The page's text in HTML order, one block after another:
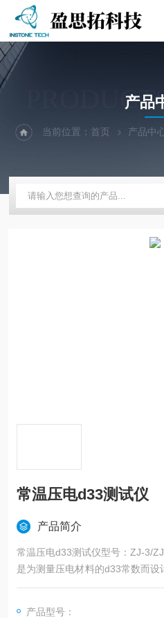
产品
当前位置：首页 产品中
常温压电d33测试仪
产品简介
常温压电d33测试仪型号：ZJ-3/
是为测量压电材料的d33常数而设
极宽，可达50000pC/N
产品型号：